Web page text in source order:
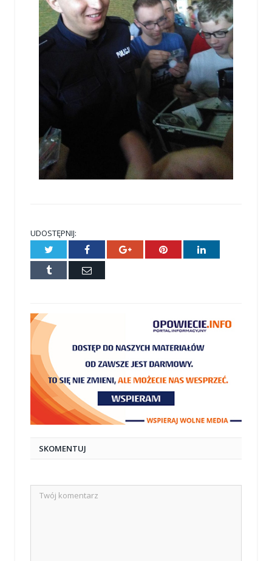
UDOSTĘPNIJ:
Twitter Facebook Google+ Pinterest LinkedIn
Tumblr
E-
SKOMENTUJ